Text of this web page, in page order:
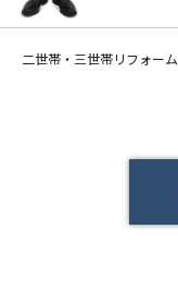
二世帯・三世帯リフォーム